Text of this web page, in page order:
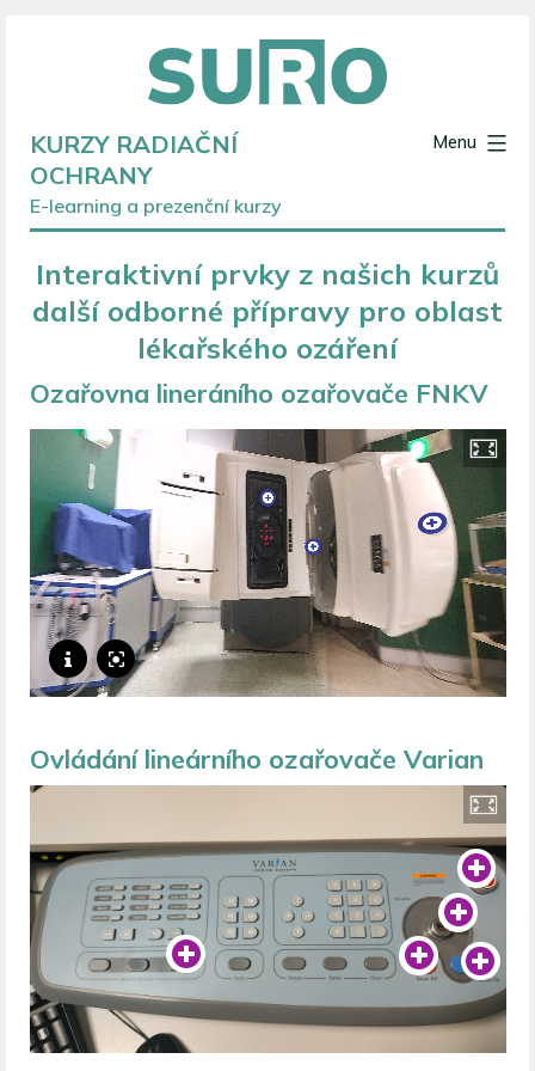
KURZY RADIAČNÍ
OCHRANY
E-learning a prezenční kurzy
Menu
Interaktivní prvky z našich kurzů
další odborné přípravy pro oblast
lékařského ozáření
Ozařovna lineráního ozařovače FNKV
Ovládání lineárního ozařovače Varian